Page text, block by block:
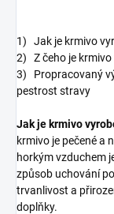
1) Jak je krmivo
2) Z čeho je krmivo
3) Propracovaný
pestrost stravy
Jak je krmivo
krmivo je pečené a
horkým vzduchem
způsob uchování
trvanlivost a
doplňky.